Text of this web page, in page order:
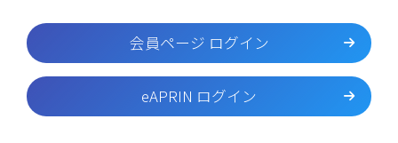
会員ページ ログイン
eAPRIN ログイン